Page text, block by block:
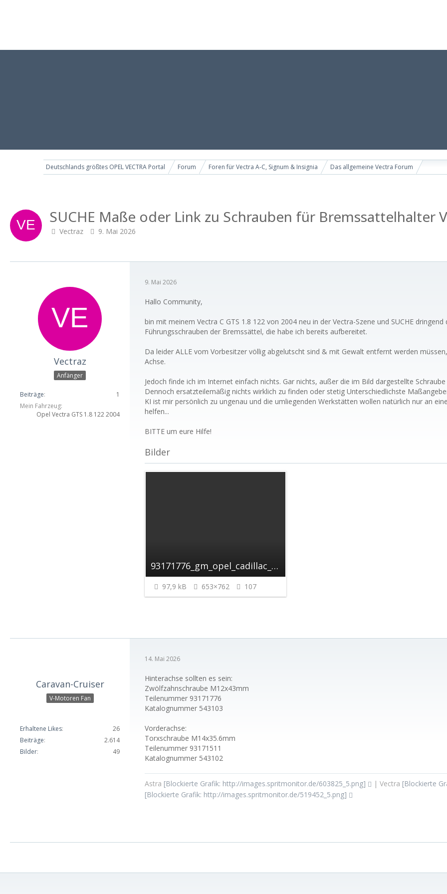
Deutschlands größtes OPEL VECTRA Portal Forum Foren für Vectra A-C, Signum & Insignia Das allgemeine Vectra Forum
SUCHE Maße oder Link zu Schrauben für Bremssattelhalter
Vectraz 9. Mai 2026
Vectraz
Anfänger
Beiträge
1
Mein Fahrzeug
Opel Vectra GTS 1.8 122 2004
9. Mai 2026
Hallo Community,
bin mit meinem Vectra C GTS 1.8 122 von 2004 neu in der Vectra-Szene und SUCHE
Führungsschrauben der Bremssättel, die habe ich bereits aufbereitet.
Da leider ALLE vom Vorbesitzer völlig abgelutscht sind & mit Gewalt entfernt werden
Achse.
Jedoch finde ich im Internet einfach nichts. Gar nichts, außer die im Bild dargestellte
Dennoch ersatzteilemäßig nichts wirklich zu finden oder stetig Unterschiedlichste
KI ist mir persönlich zu ungenau und die umliegenden Werkstätten wollen natürlich nur an
helfen...
BITTE um eure Hilfe!
Bilder
93171776_gm_opel_cadillac_vauxhall_saab_schraube_screw_brake_caliper_bremssattel.png
97,9 kB 653×762 107
Caravan-Cruiser
V-Motoren Fan
Erhaltene Likes
26
Beiträge
2.614
Bilder
49
14. Mai 2026
Hinterachse sollten es sein:
Zwölfzahnschraube M12x43mm
Teilenummer 93171776
Katalognummer 543103
Vorderachse:
Torxschraube M14x35.6mm
Teilenummer 93171511
Katalognummer 543102
Astra [Blockierte Grafik: http://images.spritmonitor.de/603825_5.png] | Vectra [Blockierte
[Blockierte Grafik: http://images.spritmonitor.de/519452_5.png]